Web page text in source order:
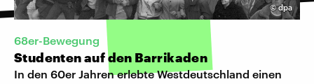
©dpa
68er-Bewegung
Studenten auf den Barrikaden
In den 60er Jahren erlebte Westdeutschland einen